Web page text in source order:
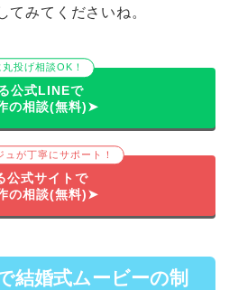
てみてくださいね。
投げ相談OK！
公式LINEで
の相談(無料)➤
ュが丁寧にサポート！
公式サイトで
の相談(無料)➤
結婚式ムービーの制